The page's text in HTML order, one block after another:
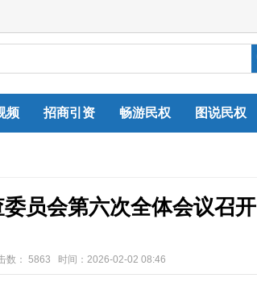
频 招商引资 畅游民权 图说民权
员会第六次全体会议召开
数： 5863 时间：2026-02-02 08:46